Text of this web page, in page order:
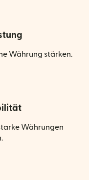
Währung stärken.
Währungen